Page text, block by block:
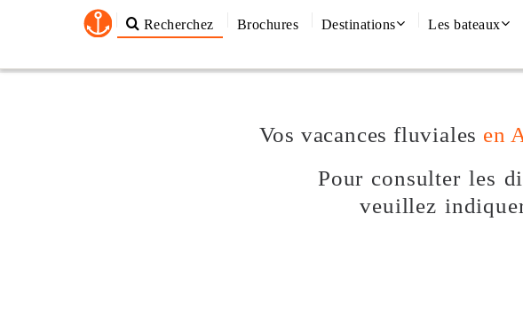
Recherchez Brochures Destinations Les bateaux
Vos vacances fluviales en
Pour consulter les
veuillez